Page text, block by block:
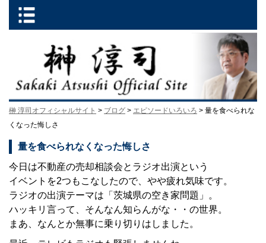
榊 淳司オフィシャルサイト > ブログ > エピソードいろいろ > 量を食べられな
くなった悔しさ
量を食べられなくなった悔しさ
今日は不動産の売却相談会とラジオ出演という
イベントを2つもこなしたので、やや疲れ気味です。
ラジオの出演テーマは「茨城県の空き家問題」。
ハッキリ言って、そんなん知らんがな・・の世界。
まあ、なんとか無事に乗り切りはしました。